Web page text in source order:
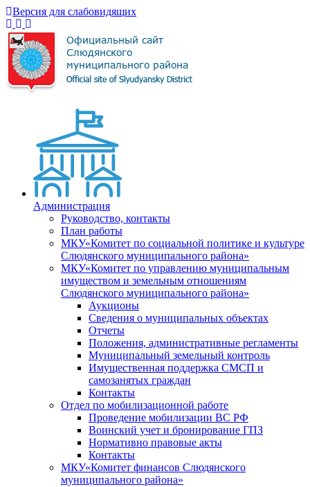
Версия для слабовидящих
Администрация
Руководство, контакты
План работы
МКУ«Комитет по социальной политике и культуре
Слюдянского муниципального района»
МКУ«Комитет по управлению муниципальным
имуществом и земельным отношениям
Слюдянского муниципального района»
Аукционы
Сведения о муниципальных объектах
Отчеты
Положения, административные регламенты
Муниципальный земельный контроль
Имущественная поддержка СМСП и
самозанятых граждан
Контакты
Отдел по мобилизационной работе
Проведение мобилизации ВС РФ
Воинский учет и бронирование ГПЗ
Нормативно правовые акты
Контакты
МКУ«Комитет финансов Слюдянского
муниципального района»